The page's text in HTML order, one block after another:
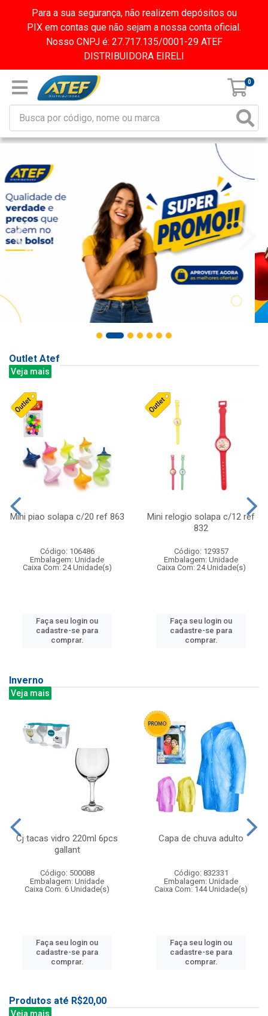
Para a sua segurança, não realizem depósitos ou
PIX em contas que não sejam a nossa conta oficial.
Nosso CNPJ é: 27.717.135/0001-29 ATEF
DISTRIBUIDORA EIRELI
0
Outlet Atef
Veja mais
Mini piao solapa c/20 ref 863
Código: 106486
Embalagem: Unidade
Caixa Com: 24 Unidade(s)
Faça seu login ou
cadastre-se para
comprar.
Mini relogio solapa c/12 ref
832
Código: 129357
Embalagem: Unidade
Caixa Com: 24 Unidade(s)
Faça seu login ou
cadastre-se para
comprar.
Inverno
Veja mais
Cj tacas vidro 220ml 6pcs
gallant
Código: 500088
Embalagem: Unidade
Caixa Com: 6 Unidade(s)
Faça seu login ou
cadastre-se para
comprar.
Capa de chuva adulto
Código: 832331
Embalagem: Unidade
Caixa Com: 144 Unidade(s)
Faça seu login ou
cadastre-se para
comprar.
Produtos até R$20,00
Veja mais